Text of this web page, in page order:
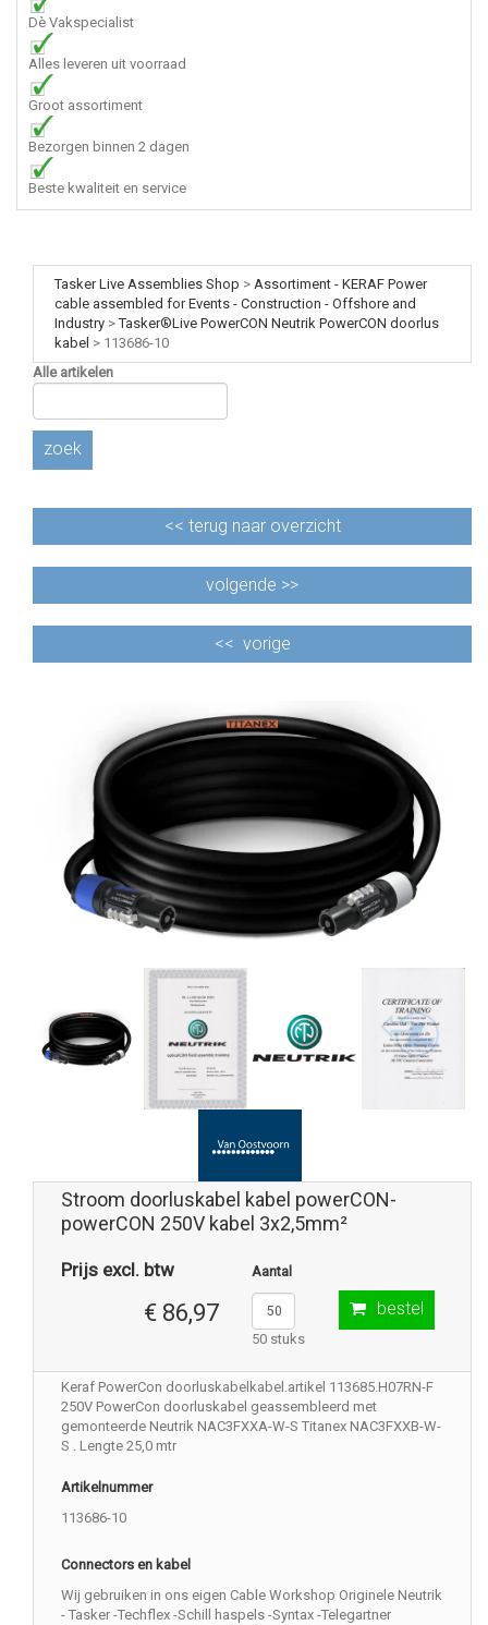
Dè Vakspecialist
Alles leveren uit voorraad
Groot assortiment
Bezorgen binnen 2 dagen
Beste kwaliteit en service
Tasker Live Assemblies Shop > Assortiment - KERAF Power
cable assembled for Events - Construction - Offshore and
Industry >Tasker®Live PowerCON Neutrik PowerCON doorlus
kabel > 113686-10
Alle artikelen
zoek
<< terug naar overzicht
volgende >>
<< vorige
Stroom doorluskabel kabel powerCON-
powerCON 250V kabel 3x2,5mm²
Prijs excl. btw
€ 86,97
Aantal
50 stuks
bestel
Keraf PowerCon doorluskabelkabel.artikel 113685.H07RN-F
250V PowerCon doorluskabel geassembleerd met
gemonteerde Neutrik NAC3FXXA-W-S Titanex NAC3FXXB-W-
S . Lengte 25,0 mtr
Artikelnummer
113686-10
Connectors en kabel
Wij gebruiken in ons eigen Cable Workshop Originele Neutrik
- Tasker -Techflex -Schill haspels -Syntax -Telegartner